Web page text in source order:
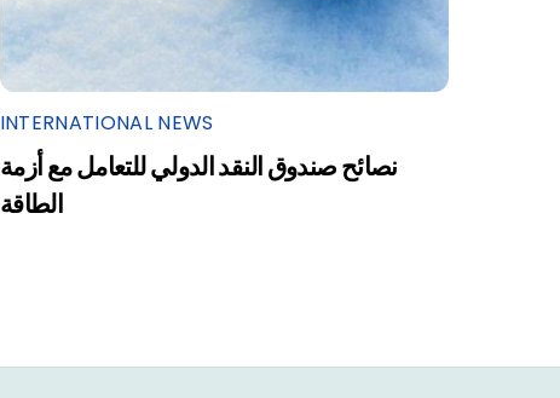
INTERNATIONAL NEWS
نصائح صندوق النقد الدولي للتعامل مع أزمة
الطاقة